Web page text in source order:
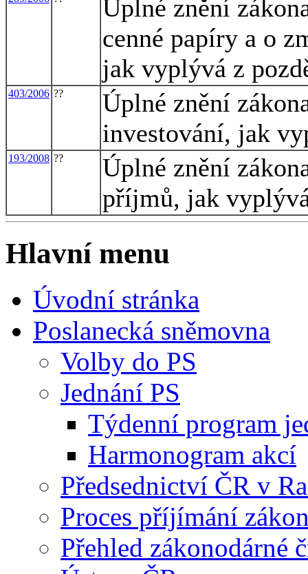
Úplné znění
cenné papíry a o
jak vyplývá z
403/2006 ??
Úplné znění
investování, jak
193/2008 ??
Úplné znění
příjmů, jak
Hlavní menu
Úvodní stránka
Poslanecká sněmovna
Volby do PS
Jednání PS
Týdenní program
Harmonogram akcí
Předsednictví ČR v
Proces příjímání
Přehled zákonodárné